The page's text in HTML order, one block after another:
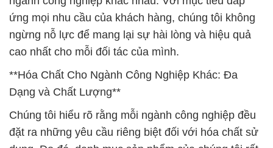
toàn và kịp thời. Điều này giúp doanh nghiệp của
bạn duy trì quy trình sản xuất mượt mà và hiệu quả.
**Chất Lượng và Nguồn Gốc Đảm Bảo**
Chúng tôi chấp nhận chỉ có hóa chất chất lượng cao
nhất từ các nhà sản xuất uy tín trên toàn thế giới.
Tất cả sản phẩm trong danh mục của chúng tôi đều
là hàng chính hãng 100%, đảm bảo tính an toàn và
hiệu suất. Nguồn gốc của sản phẩm được kiểm soát